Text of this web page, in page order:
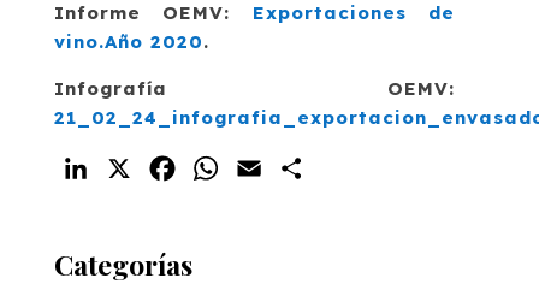
Informe OEMV:
Exportaciones de
vino.Año 2020.
Infografía OEMV:
LinkedIn FacebookWhatsApp
Email
Categorías